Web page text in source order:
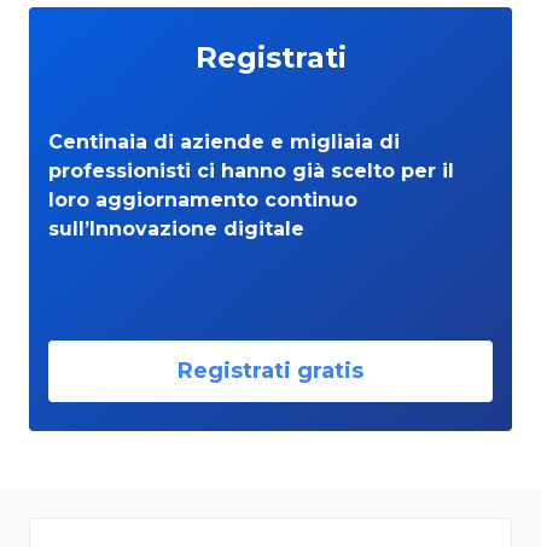
Registrati
Centinaia di aziende e migliaia di
professionisti ci hanno già scelto per il
loro aggiornamento continuo
sull’Innovazione digitale
Registrati gratis